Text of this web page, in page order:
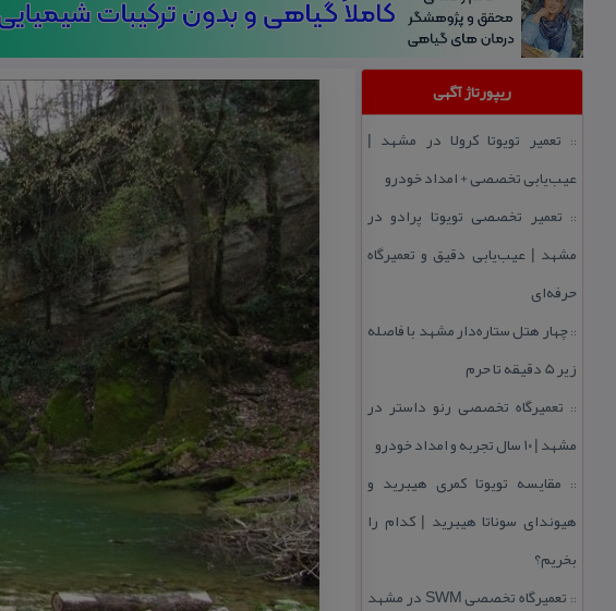
ریپورتاژ آگهی
:: تعمیر تویوتا كرولا در مشهد |
عیب‌یابی تخصصی + امداد خودرو
:: تعمیر تخصصی تویوتا پرادو در
مشهد | عیب‌یابی دقیق و تعمیرگاه
حرفه‌ای
::چهار هتل‌ ستاره‌دار مشهد با فاصله
زیر 5 دقیقه تا حرم
:: تعمیرگاه تخصصی رنو داستر در
مشهد | ۱۰ سال تجربه و امداد خودرو
:: مقایسه تویوتا كمری هیبرید و
هیوندای سوناتا هیبرید | كدام را
بخریم؟
::
تعمیرگاه تخصصی SWM در مشهد